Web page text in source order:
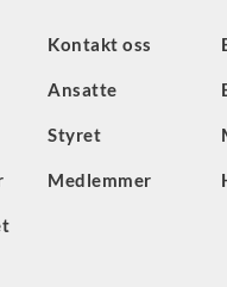
Kontakt oss
Ansatte
Styret
Medlemmer